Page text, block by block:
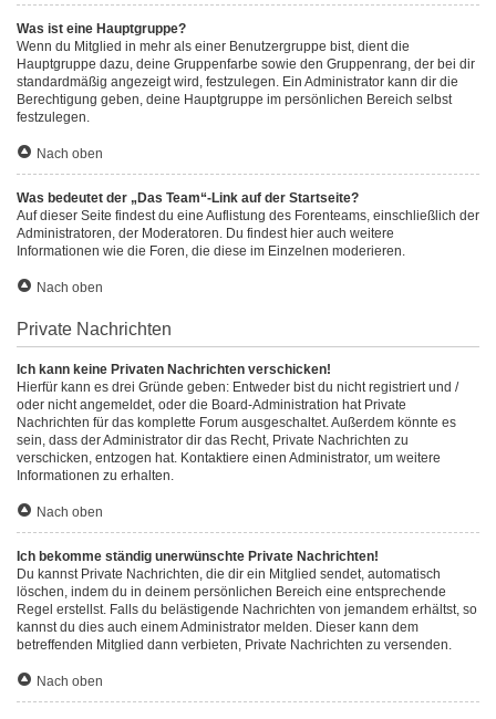
Was ist eine Hauptgruppe?
Wenn du Mitglied in mehr als einer Benutzergruppe bist, dient die
Hauptgruppe dazu, deine Gruppenfarbe sowie den Gruppenrang, der bei dir
standardmäßig angezeigt wird, festzulegen. Ein Administrator kann dir die
Berechtigung geben, deine Hauptgruppe im persönlichen Bereich selbst
festzulegen.
Nach oben
Was bedeutet der „Das Team“-Link auf der Startseite?
Auf dieser Seite findest du eine Auflistung des Forenteams, einschließlich der
Administratoren, der Moderatoren. Du findest hier auch weitere
Informationen wie die Foren, die diese im Einzelnen moderieren.
Nach oben
Private Nachrichten
Ich kann keine Privaten Nachrichten verschicken!
Hierfür kann es drei Gründe geben: Entweder bist du nicht registriert und /
oder nicht angemeldet, oder die Board-Administration hat Private
Nachrichten für das komplette Forum ausgeschaltet. Außerdem könnte es
sein, dass der Administrator dir das Recht, Private Nachrichten zu
verschicken, entzogen hat. Kontaktiere einen Administrator, um weitere
Informationen zu erhalten.
Nach oben
Ich bekomme ständig unerwünschte Private Nachrichten!
Du kannst Private Nachrichten, die dir ein Mitglied sendet, automatisch
löschen, indem du in deinem persönlichen Bereich eine entsprechende
Regel erstellst. Falls du belästigende Nachrichten von jemandem erhältst, so
kannst du dies auch einem Administrator melden. Dieser kann dem
betreffenden Mitglied dann verbieten, Private Nachrichten zu versenden.
Nach oben